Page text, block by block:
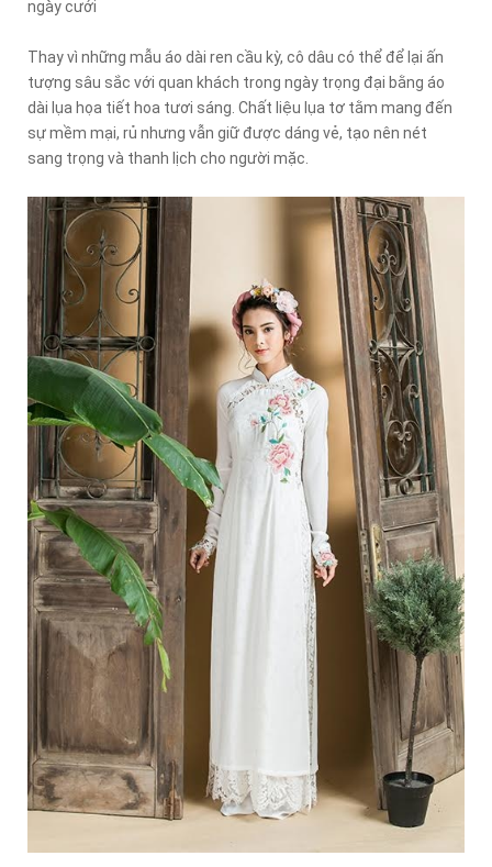
ngày cưới
Thay vì những mẫu áo dài ren cầu kỳ, cô dâu có thể để lại ấn
tượng sâu sắc với quan khách trong ngày trọng đại bằng áo
dài lụa họa tiết hoa tươi sáng. Chất liệu lụa tơ tằm mang đến
sự mềm mại, rủ nhưng vẫn giữ được dáng vẻ, tạo nên nét
sang trọng và thanh lịch cho người mặc.